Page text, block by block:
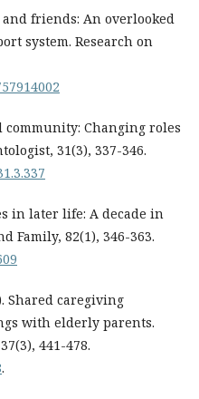
and friends: An overlooked
system. Research on
community: Changing roles
31(3), 337-346.
in later life: A decade in
Family, 82(1), 346-363.
Shared caregiving
with elderly parents.
441-478.
.